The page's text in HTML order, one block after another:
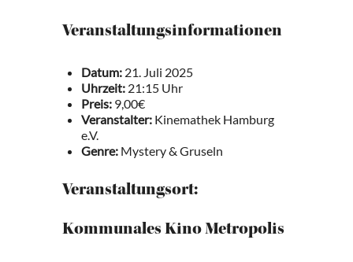
Veranstaltungsinformationen
Datum: 21. Juli 2025
Uhrzeit: 21:15 Uhr
Preis: 9,00€
Veranstalter: Kinemathek Hamburg
e.V.
Genre: Mystery & Gruseln
Veranstaltungsort:
Kommunales Kino Metropolis